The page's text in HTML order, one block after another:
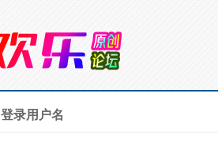
登录用户名